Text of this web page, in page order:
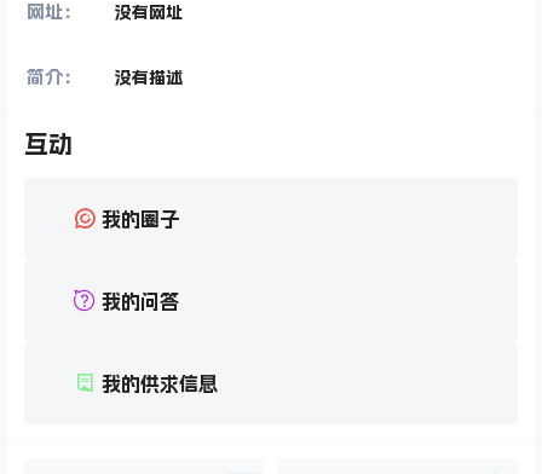
网址： 没有网址
简介： 没有描述
互动
我的圈子
我的问答
我的供求信息